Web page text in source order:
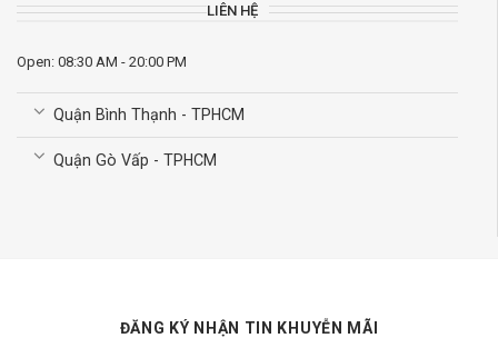
LIÊN HỆ
Open: 08:30 AM - 20:00 PM
Quận Bình Thạnh - TPHCM
Quận Gò Vấp - TPHCM
ĐĂNG KÝ NHẬN TIN KHUYỄN MÃI